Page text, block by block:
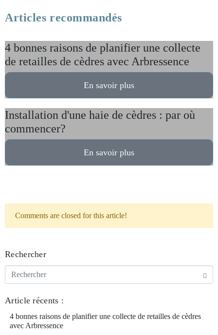
Articles recommandés
4 bonnes raisons de planifier une collecte
de retailles de cèdres avec Arbressence
En savoir plus
Installation d'une haie de cèdres : par où
commencer?
En savoir plus
Comments are closed for this article!
Rechercher
Article récents :
4 bonnes raisons de planifier une collecte de retailles de cèdres
avec Arbressence